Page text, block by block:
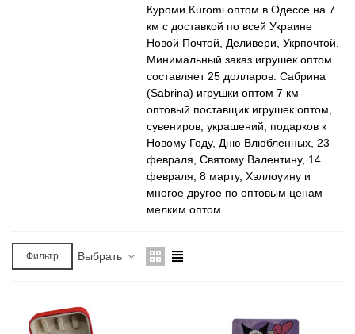
Куроми Kuromi оптом в Одессе на 7
км с доставкой по всей Украине
Новой Почтой, Деливери, Укрпочтой.
Минимальный заказ игрушек оптом
составляет 25 долларов. Сабрина
(Sabrina) игрушки оптом 7 км -
оптовый поставщик игрушек оптом,
сувениров, украшений, подарков к
Новому Году, Дню Влюбленных, 23
февраля, Святому Валентину, 14
февраля, 8 марту, Хэллоуину и
многое другое по оптовым ценам
мелким оптом.
Фильтр Выбрать